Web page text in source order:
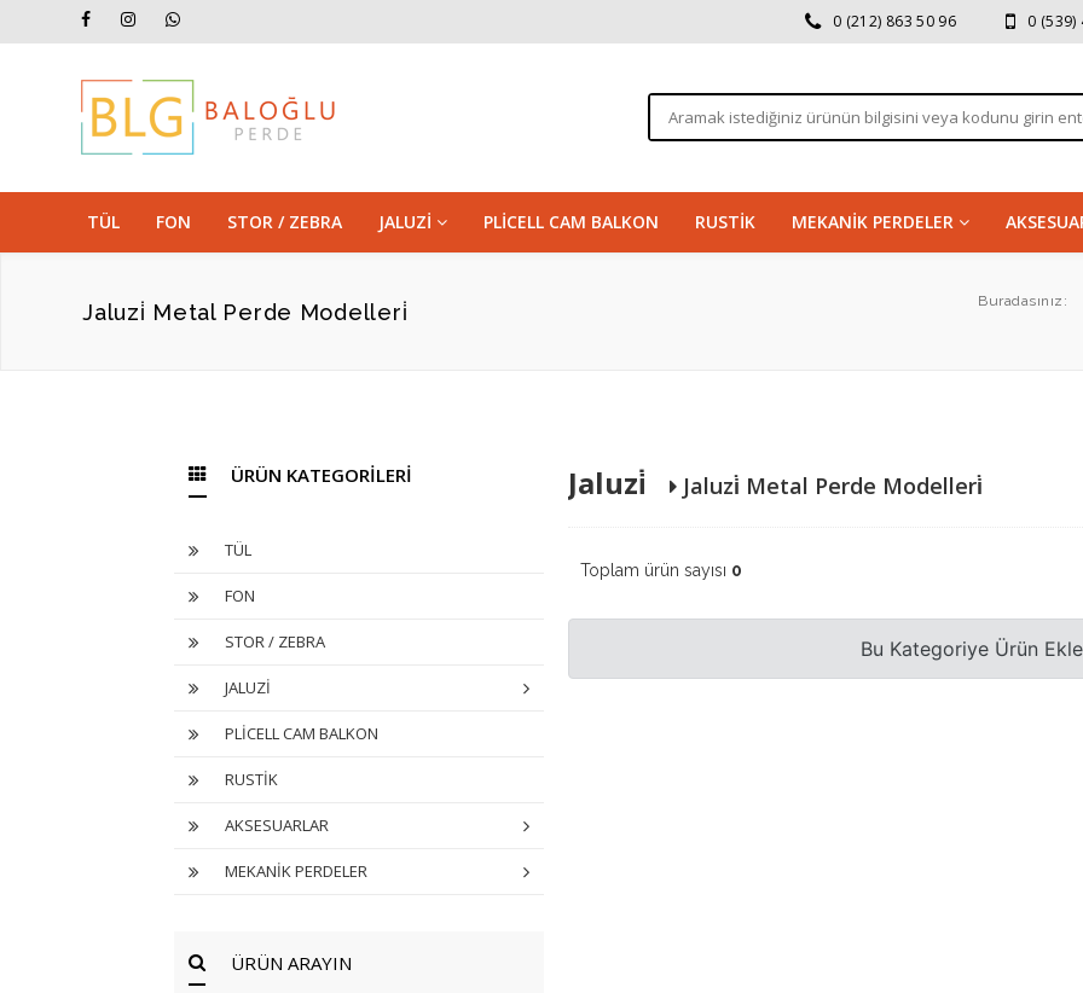
0 (212) 863 50 96 0 (539)
TÜL FON STOR / ZEBRA JALUZİ PLİCELL CAM BALKON RUSTİK MEKANİK PERDELER
Jaluzi̇ Metal Perde Modelleri̇ Buradasınız:
ÜRÜN KATEGORİLERİ
TÜL
FON
STOR / ZEBRA
JALUZİ
PLİCELL CAM BALKON
RUSTİK
AKSESUARLAR
MEKANİK PERDELER
ÜRÜN ARAYIN
Jaluzi̇ Jaluzi̇ Metal Perde Modelleri̇
Toplam ürün sayısı 0
Bu Kategoriye Ürün